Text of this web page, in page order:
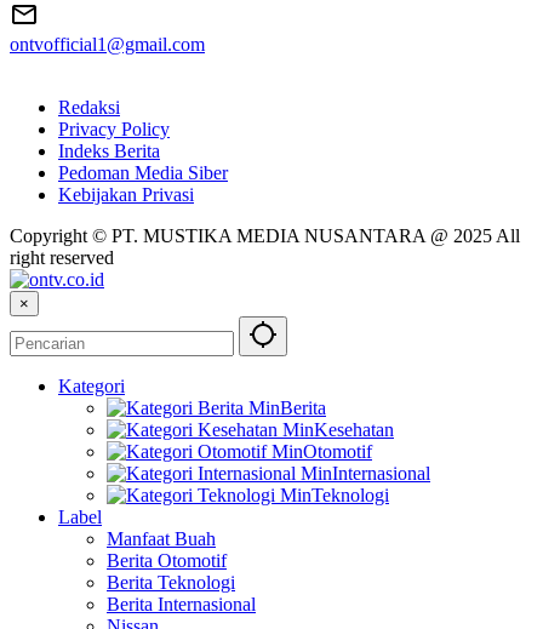
ontvofficial1@gmail.com
Redaksi
Privacy Policy
Indeks Berita
Pedoman Media Siber
Kebijakan Privasi
Copyright © PT. MUSTIKA MEDIA NUSANTARA @ 2025 All
right reserved
×
Kategori
Berita
Kesehatan
Otomotif
Internasional
Teknologi
Label
Manfaat Buah
Berita Otomotif
Berita Teknologi
Berita Internasional